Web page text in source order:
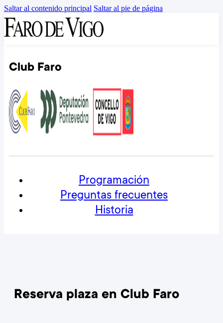
Saltar al contenido principal Saltar al pie de página
Club Faro
Programación
Preguntas frecuentes
Historia
Reserva plaza en Club Faro